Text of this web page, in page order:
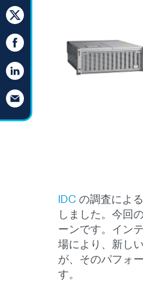
IDC の調査によ
しました。今回
ーンです。イン
場により、新し
が、そのパフォ
す。